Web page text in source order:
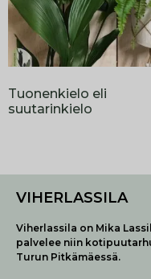
Tuonenkielo eli
suutarinkielo
VIHERLASSILA
Viherlassila on Mika
palvelee niin
Turun Pitkämäessä.